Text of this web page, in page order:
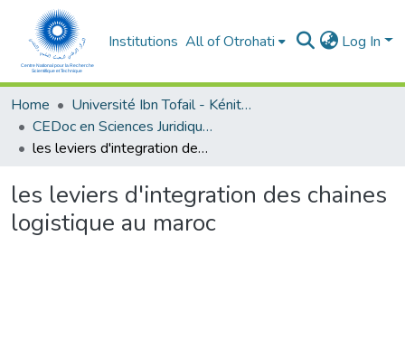
Institutions All of Otrohati Log In
Home
Université Ibn Tofail - Kénitra
CEDoc en Sciences Juridiques, Economiques, Sociales et de Gestion (CED - SJESG)
les leviers d'integration des chaines logistique au maroc
les leviers d'integration des chaines
logistique au maroc